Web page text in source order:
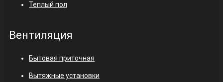
Теплый пол
Вентиляция
Бытовая приточная
Вытяжные установки